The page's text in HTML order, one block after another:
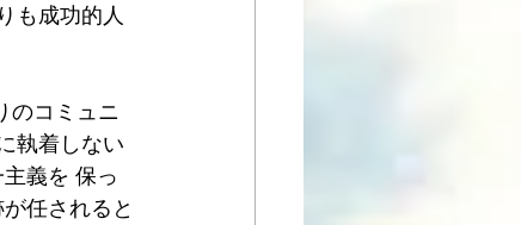
も成功的人
のコミュニ
執着しない
義を 保っ
任されると